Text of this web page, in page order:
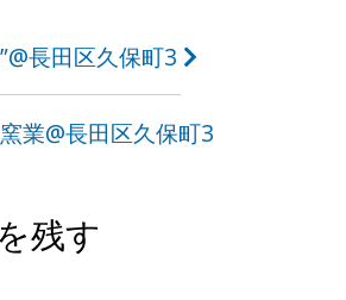
長田区久保町3
業@長田区久保町3
残す